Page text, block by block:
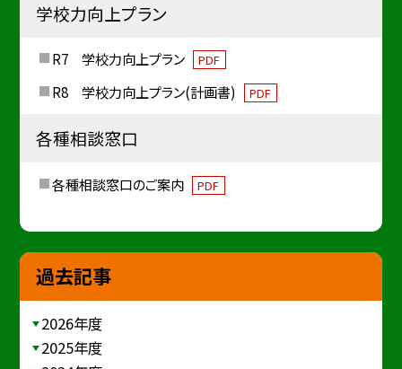
学校力向上プラン
R7 学校力向上プラン PDF
R8 学校力向上プラン(計画書) PDF
各種相談窓口
各種相談窓口のご案内 PDF
過去記事
2026年度
2025年度